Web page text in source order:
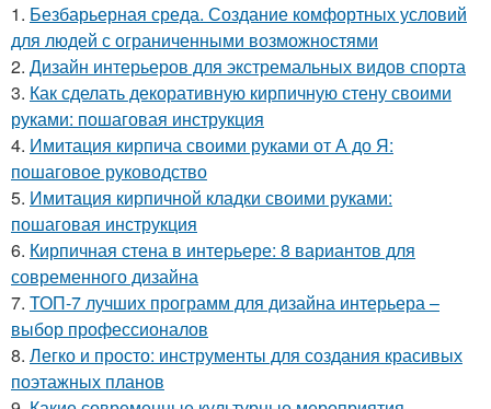
1. Безбарьерная среда. Создание комфортных условий
для людей с ограниченными возможностями
2. Дизайн интерьеров для экстремальных видов спорта
3. Как сделать декоративную кирпичную стену своими
руками: пошаговая инструкция
4. Имитация кирпича своими руками от А до Я:
пошаговое руководство
5. Имитация кирпичной кладки своими руками:
пошаговая инструкция
6. Кирпичная стена в интерьере: 8 вариантов для
современного дизайна
7. ТОП-7 лучших программ для дизайна интерьера –
выбор профессионалов
8. Легко и просто: инструменты для создания красивых
поэтажных планов